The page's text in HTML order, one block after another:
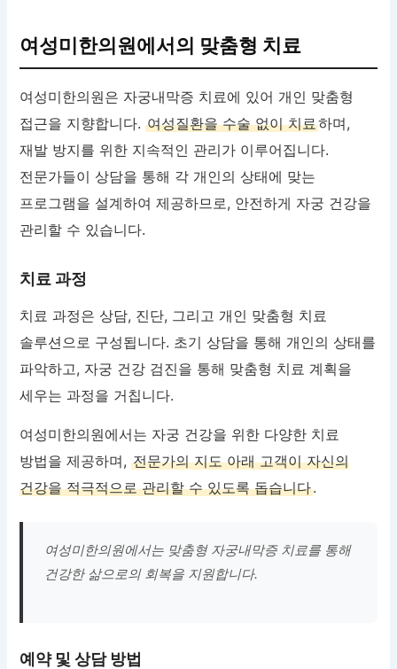
여성미한의원에서의 맞춤형 치료
여성미한의원은 자궁내막증 치료에 있어 개인 맞춤형
접근을 지향합니다.여성질환을 수술 없이 치료하며,
재발 방지를 위한 지속적인 관리가 이루어집니다.
전문가들이 상담을 통해 각 개인의 상태에 맞는
프로그램을 설계하여 제공하므로, 안전하게 자궁 건강을
관리할 수 있습니다.
치료 과정
치료 과정은 상담, 진단, 그리고 개인 맞춤형 치료
솔루션으로 구성됩니다. 초기 상담을 통해 개인의 상태를
파악하고, 자궁 건강 검진을 통해 맞춤형 치료 계획을
세우는 과정을 거칩니다.
여성미한의원에서는 자궁 건강을 위한 다양한 치료
방법을 제공하며,전문가의 지도 아래 고객이 자신의
건강을 적극적으로 관리할 수 있도록 돕습니다.
여성미한의원에서는 맞춤형 자궁내막증 치료를 통해
건강한 삶으로의 회복을 지원합니다.
예약 및 상담 방법